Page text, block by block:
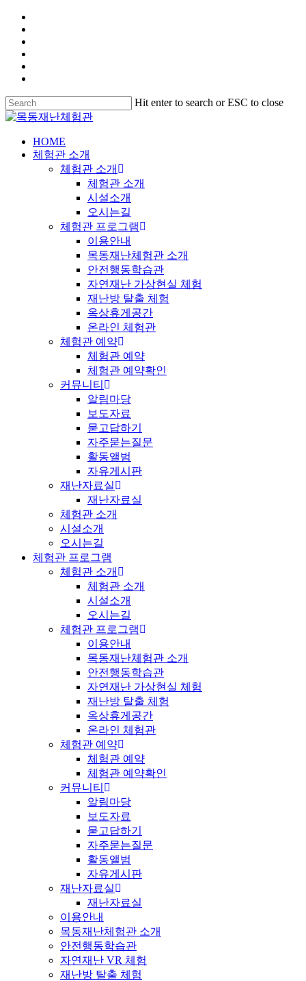
Hit enter to search or ESC to close
HOME
체험관 소개
체험관 소개
체험관 소개
시설소개
오시는길
체험관 프로그램
이용안내
목동재난체험관 소개
안전행동학습관
자연재난 가상현실 체험
재난방 탈출 체험
옥상휴게공간
온라인 체험관
체험관 예약
체험관 예약
체험관 예약확인
커뮤니티
알림마당
보도자료
묻고답하기
자주묻는질문
활동앨범
자유게시판
재난자료실
재난자료실
체험관 소개
시설소개
오시는길
체험관 프로그램
체험관 소개
체험관 소개
시설소개
오시는길
체험관 프로그램
이용안내
목동재난체험관 소개
안전행동학습관
자연재난 가상현실 체험
재난방 탈출 체험
옥상휴게공간
온라인 체험관
체험관 예약
체험관 예약
체험관 예약확인
커뮤니티
알림마당
보도자료
묻고답하기
자주묻는질문
활동앨범
자유게시판
재난자료실
재난자료실
이용안내
목동재난체험관 소개
안전행동학습관
자연재난 VR 체험
재난방 탈출 체험